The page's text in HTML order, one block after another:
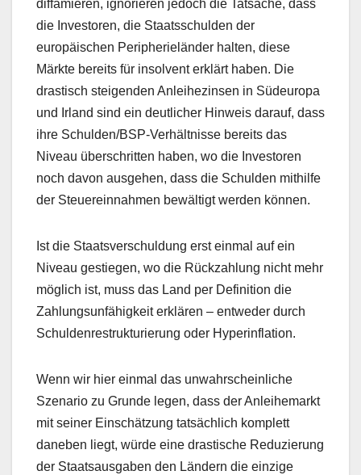
diffamieren, ignorieren jedoch die Tatsache, dass
die Investoren, die Staatsschulden der
europäischen Peripherieländer halten, diese
Märkte bereits für insolvent erklärt haben. Die
drastisch steigenden Anleihezinsen in Südeuropa
und Irland sind ein deutlicher Hinweis darauf, dass
ihre Schulden/BSP-Verhältnisse bereits das
Niveau überschritten haben, wo die Investoren
noch davon ausgehen, dass die Schulden mithilfe
der Steuereinnahmen bewältigt werden können.
Ist die Staatsverschuldung erst einmal auf ein
Niveau gestiegen, wo die Rückzahlung nicht mehr
möglich ist, muss das Land per Definition die
Zahlungsunfähigkeit erklären – entweder durch
Schuldenrestrukturierung oder Hyperinflation.
Wenn wir hier einmal das unwahrscheinliche
Szenario zu Grunde legen, dass der Anleihemarkt
mit seiner Einschätzung tatsächlich komplett
daneben liegt, würde eine drastische Reduzierung
der Staatsausgaben den Ländern die einzige